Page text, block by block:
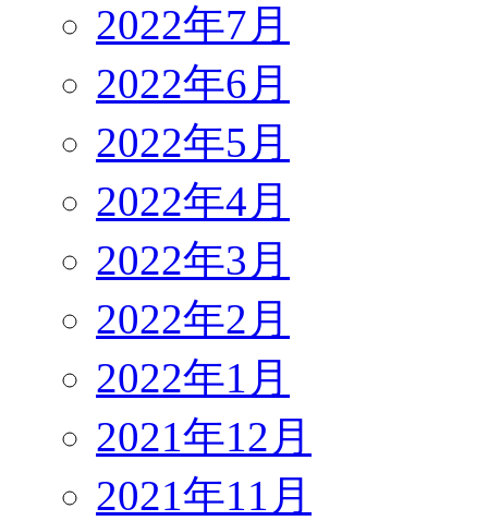
2022年7月
2022年6月
2022年5月
2022年4月
2022年3月
2022年2月
2022年1月
2021年12月
2021年11月